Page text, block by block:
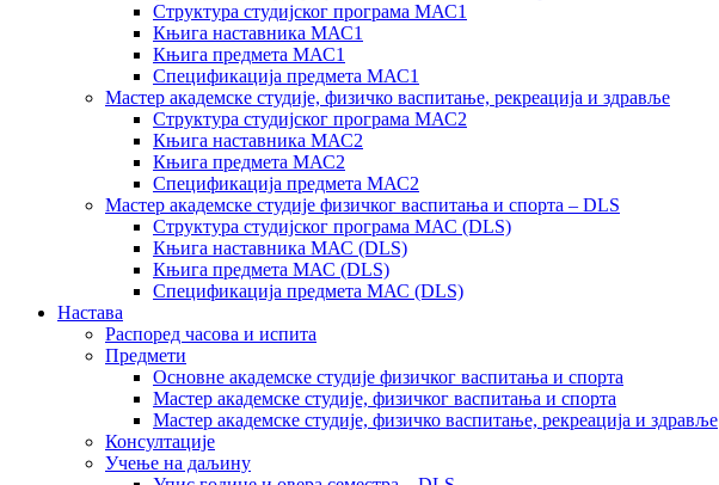
Структура студијског програма МАС1
Књига наставника МАС1
Књига предмета МАС1
Спецификација предмета МАС1
Мастер академске студије, физичко васпитање, рекреација и здравље
Структура студијског програма МАС2
Књига наставника МАС2
Књига предмета МАС2
Спецификација предмета МАС2
Мастер академске студије физичког васпитања и спорта – DLS
Структура студијског програма МАС (DLS)
Књига наставника МАС (DLS)
Књига предмета МАС (DLS)
Спецификација предмета МАС (DLS)
Настава
Распоред часова и испита
Предмети
Основне академске студије физичког васпитања и спорта
Мастер академске студије, физичког васпитања и спорта
Мастер академске студије, физичко васпитање, рекреација и здравље
Консултације
Учење на даљину